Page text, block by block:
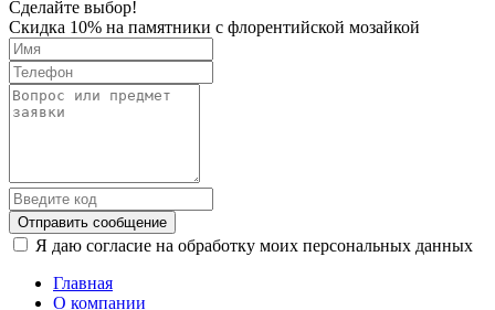
Сделайте выбор!
Скидка 10% на памятники с флорентийской мозайкой
Отправить сообщение
Я даю согласие на обработку моих персональных данных
Главная
О компании